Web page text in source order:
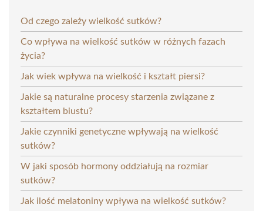
Od czego zależy wielkość sutków?
Co wpływa na wielkość sutków w różnych fazach
życia?
Jak wiek wpływa na wielkość i kształt piersi?
Jakie są naturalne procesy starzenia związane z
kształtem biustu?
Jakie czynniki genetyczne wpływają na wielkość
sutków?
W jaki sposób hormony oddziałują na rozmiar
sutków?
Jak ilość melatoniny wpływa na wielkość sutków?